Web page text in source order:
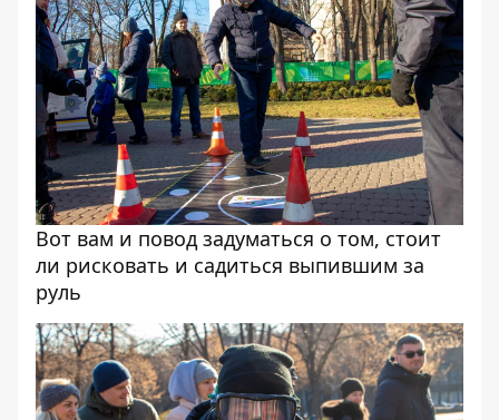
Вот вам и повод задуматься о том, стоит
ли рисковать и садиться выпившим за
руль